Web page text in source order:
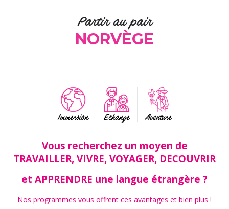
Partir au pair
NORVÈGE
Immersion Echange Aventure
Vous recherchez un moyen de
TRAVAILLER, VIVRE, VOYAGER, DECOUVRIR
et APPRENDRE une langue étrangère ?
Nos programmes vous offrent ces avantages et bien plus !